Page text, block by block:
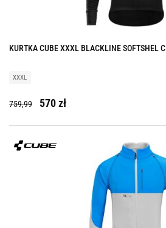
KURTKA CUBE XXXL BLACKLINE SOFTSHEL C
XXXL
759,99 570 zł